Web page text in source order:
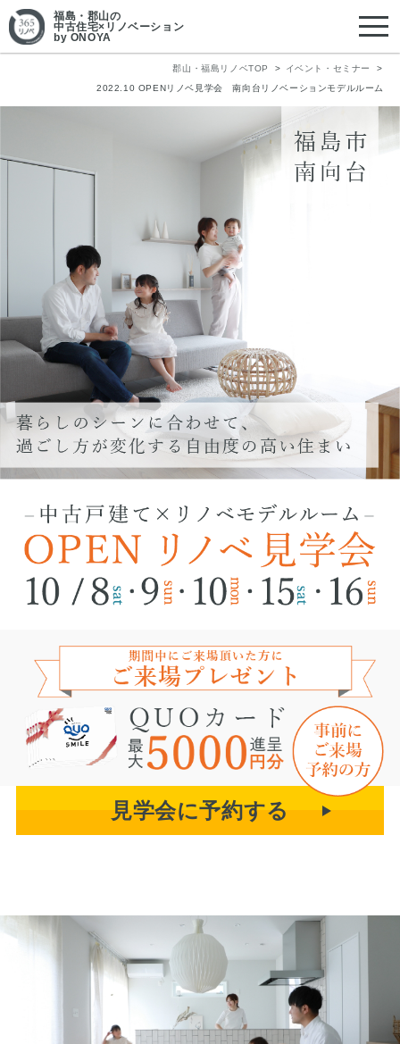
福島・郡山の
中古住宅×リノベーション
by ONOYA
郡山・福島リノベTOP
イベント・セミナー
2022.10 OPENリノベ見学会 南向台リノベーションモデルルーム
見学会に予約する